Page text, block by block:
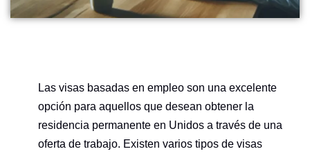
Las visas basadas en empleo son una excelente
opción para aquellos que desean obtener la
residencia permanente en Unidos a través de una
oferta de trabajo. Existen varios tipos de visas